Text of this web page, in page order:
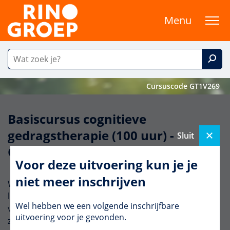
Menu
Cursuscode GT1V269
Sluit
Voor deze uitvoering kun je je
niet meer inschrijven
Wel hebben we een volgende inschrijfbare
uitvoering voor je gevonden.
Basiscursus cognitieve
gedragstherapie (100 uur) -
Compacte inleiding
Wil je de basiscursus CGT volgen, maar is een volledig
live traject lastig te combineren met je agenda? Tijdens
vier aaneengesloten lesdagen in Utrecht volg je deze
zomer de inleiding (30 uur), waarna je de cursus